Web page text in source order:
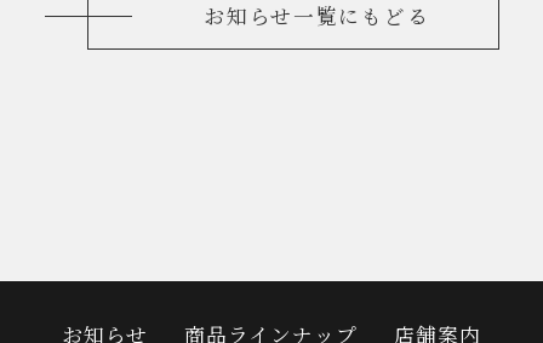
お知らせ一覧にもどる
お知らせ 商品ラインナップ 店舗案内